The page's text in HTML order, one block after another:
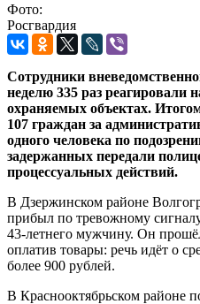
Фото:
Росгвардия
Сотрудники
неделю 335 раз реагировали
охраняемых объектах.
107 граждан за
одного человека по
задержанных передали
процессуальных действий.
В Дзержинском районе
прибыл по тревожному
43‑летнего мужчину. Он
оплатив товары: речь идёт о
более 900 рублей.
В Краснооктябрьском районе